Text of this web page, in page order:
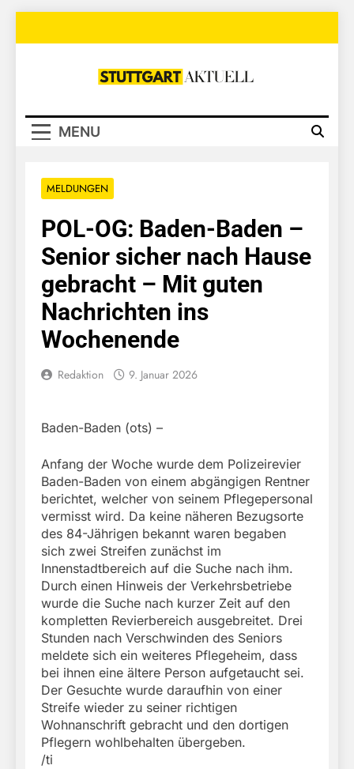
Stuttgart
MENU
MELDUNGEN
POL-OG: Baden-Baden –
Senior sicher nach Hause
gebracht – Mit guten
Nachrichten ins
Wochenende
Redaktion 9. Januar 2026
Baden-Baden (ots) –
Anfang der Woche wurde dem Polizeirevier
Baden-Baden von einem abgängigen Rentner
berichtet, welcher von seinem Pflegepersonal
vermisst wird. Da keine näheren Bezugsorte
des 84-Jährigen bekannt waren begaben
sich zwei Streifen zunächst im
Innenstadtbereich auf die Suche nach ihm.
Durch einen Hinweis der Verkehrsbetriebe
wurde die Suche nach kurzer Zeit auf den
kompletten Revierbereich ausgebreitet. Drei
Stunden nach Verschwinden des Seniors
meldete sich ein weiteres Pflegeheim, dass
bei ihnen eine ältere Person aufgetaucht sei.
Der Gesuchte wurde daraufhin von einer
Streife wieder zu seiner richtigen
Wohnanschrift gebracht und den dortigen
Pflegern wohlbehalten übergeben.
/ti